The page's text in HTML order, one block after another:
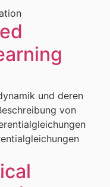
und deren
von